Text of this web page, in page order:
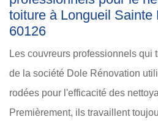
toiture à Longueil Sainte
60126
Les couvreurs professionnels qui
de la société Dole Rénovation
rodées pour l'efficacité des
Premièrement, ils travaillent